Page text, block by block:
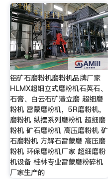
铝矿石磨粉机磨粉机品牌厂家
HLMX超细立式磨粉机石英石、
石膏、白云石矿渣立磨 超细磨
粉机 雷蒙磨粉机，5R磨粉机，
磨粉机 纵摆系列磨粉机 超细磨
粉机 矿石磨粉机 高压磨粉机 矿
石磨粉机 方解石雷蒙磨 高压磨
粉机 环保磨粉机厂家 超细磨粉
机设备 桂林专业雷蒙磨粉碎机
厂家生产的